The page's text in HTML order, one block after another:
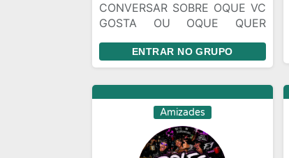
CONVERSAR SOBRE OQUE VC
GOSTA OU OQUE QUER
SABE SER UM MEMBRO
QUERIDO
ENTRAR NO GRUPO
Amizades